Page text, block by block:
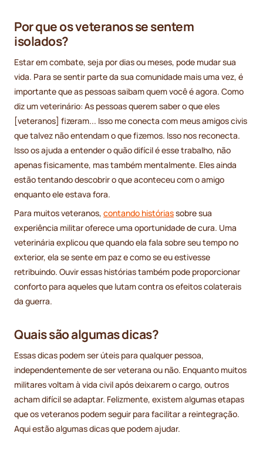
Por que os veteranos se sentem
isolados?
Estar em combate, seja por dias ou meses, pode mudar sua
vida. Para se sentir parte da sua comunidade mais uma vez, é
importante que as pessoas saibam quem você é agora. Como
diz um veterinário: As pessoas querem saber o que eles
[veteranos] fizeram... Isso me conecta com meus amigos civis
que talvez não entendam o que fizemos. Isso nos reconecta.
Isso os ajuda a entender o quão difícil é esse trabalho, não
apenas fisicamente, mas também mentalmente. Eles ainda
estão tentando descobrir o que aconteceu com o amigo
enquanto ele estava fora.
Para muitos veteranos, contando históriassobre sua
experiência militar oferece uma oportunidade de cura. Uma
veterinária explicou que quando ela fala sobre seu tempo no
exterior, ela se sente em paz e como se eu estivesse
retribuindo. Ouvir essas histórias também pode proporcionar
conforto para aqueles que lutam contra os efeitos colaterais
da guerra.
Quais são algumas dicas?
Essas dicas podem ser úteis para qualquer pessoa,
independentemente de ser veterana ou não. Enquanto muitos
militares voltam à vida civil após deixarem o cargo, outros
acham difícil se adaptar. Felizmente, existem algumas etapas
que os veteranos podem seguir para facilitar a reintegração.
Aqui estão algumas dicas que podem ajudar.